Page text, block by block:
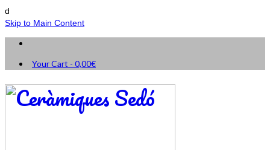
d
Skip to Main Content
Your Cart - 0,00€